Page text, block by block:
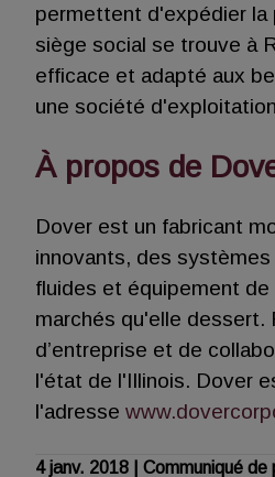
permettent d'expédier la
siège social se trouve à
efficace et adapté aux
une société
À propos de
Dover est un fabricant
innovants, des
fluides et équipement
marchés qu'elle dessert.
d’entreprise et de
l'état de l'Illinois. Dover
l'adresse
4 janv. 2018 | Communiqué de